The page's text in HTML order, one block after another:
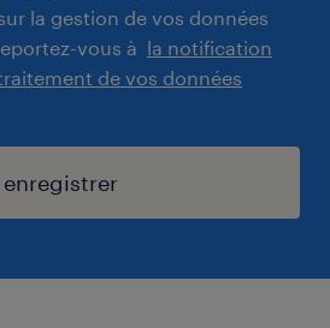
la gestion de vos données
vous à la notification
de vos données
enregistrer